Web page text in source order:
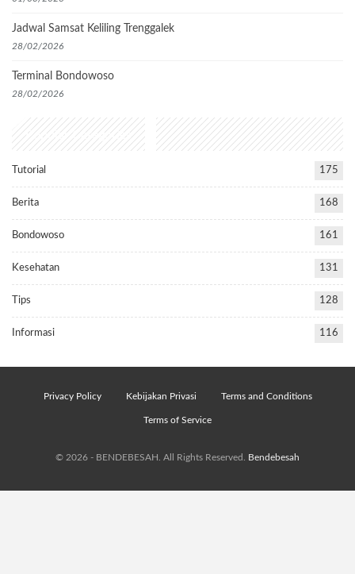
Jadwal Samsat Keliling Trenggalek
28/02/2026
Terminal Bondowoso
28/02/2026
Popular Categories
Tutorial 175
Berita 168
Bondowoso 161
Kesehatan 131
Tips 128
Informasi 116
Privacy Policy Kebijakan Privasi Terms and Conditions
Terms of Service
© 2026 - BENDEBESAH. All Rights Reserved. Bendebesah